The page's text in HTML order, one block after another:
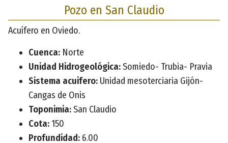
Pozo en San Claudio
Acuífero en Oviedo.
Cuenca: Norte
Unidad Hidrogeológica:Somiedo- Trubia- Pravia
Sistema acuifero: Unidad mesoterciaria Gijón-
Cangas de Onis
Toponimia:San Claudio
Cota: 150
Profundidad: 6.00